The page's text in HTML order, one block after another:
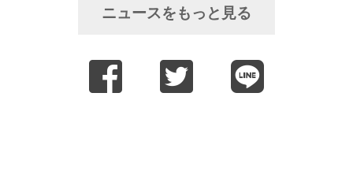
ニュースをもっと見る